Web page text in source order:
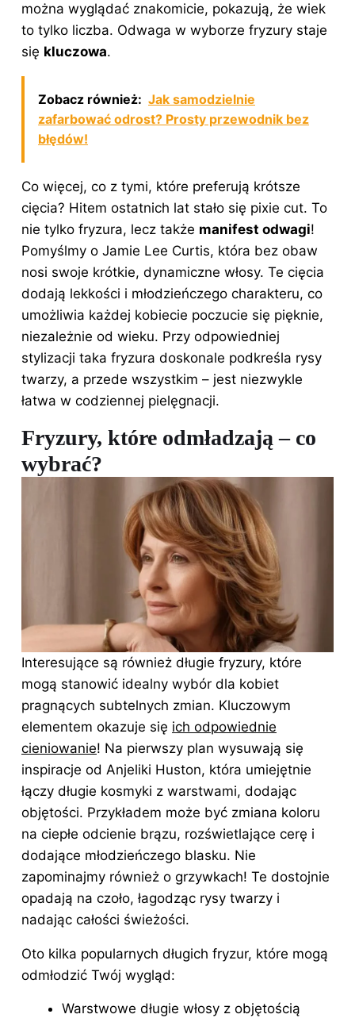
można wyglądać znakomicie, pokazują, że wiek
to tylko liczba. Odwaga w wyborze fryzury staje
się kluczowa.
Zobacz również: Jak samodzielnie
zafarbować odrost? Prosty przewodnik bez
błędów!
Co więcej, co z tymi, które preferują krótsze
cięcia? Hitem ostatnich lat stało się pixie cut. To
nie tylko fryzura, lecz także manifest odwagi!
Pomyślmy o Jamie Lee Curtis, która bez obaw
nosi swoje krótkie, dynamiczne włosy. Te cięcia
dodają lekkości i młodzieńczego charakteru, co
umożliwia każdej kobiecie poczucie się pięknie,
niezależnie od wieku. Przy odpowiedniej
stylizacji taka fryzura doskonale podkreśla rysy
twarzy, a przede wszystkim – jest niezwykle
łatwa w codziennej pielęgnacji.
Fryzury, które odmładzają – co
wybrać?
Interesujące są również długie fryzury, które
mogą stanowić idealny wybór dla kobiet
pragnących subtelnych zmian. Kluczowym
elementem okazuje się ich odpowiednie
cieniowanie! Na pierwszy plan wysuwają się
inspiracje od Anjeliki Huston, która umiejętnie
łączy długie kosmyki z warstwami, dodając
objętości. Przykładem może być zmiana koloru
na ciepłe odcienie brązu, rozświetlające cerę i
dodające młodzieńczego blasku. Nie
zapominajmy również o grzywkach! Te dostojnie
opadają na czoło, łagodząc rysy twarzy i
nadając całości świeżości.
Oto kilka popularnych długich fryzur, które mogą
odmłodzić Twój wygląd:
Warstwowe długie włosy z objętością